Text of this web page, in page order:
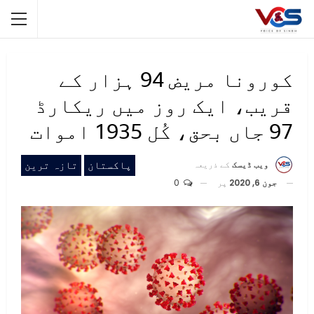
کورونا مریض 94 ہزار کے
قریب، ایک روز میں ریکارڈ
97 جاں بحق، کُل 1935 اموات
پاکستان تازہ ترین ویب ڈیسک کے ذریعہ
جون 6, 2020
پر